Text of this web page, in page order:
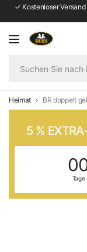
✓ Kostenloser
Heimat BR doppelt
5 %
Tage